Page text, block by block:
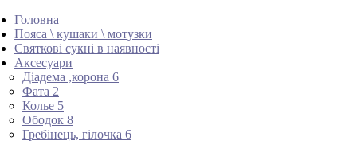
Головна
Пояса \ кушаки \ мотузки
Святкові сукні в наявності
Аксесуари
Діадема ,корона 6
Фата 2
Колье 5
Ободок 8
Гребінець, гілочка 6